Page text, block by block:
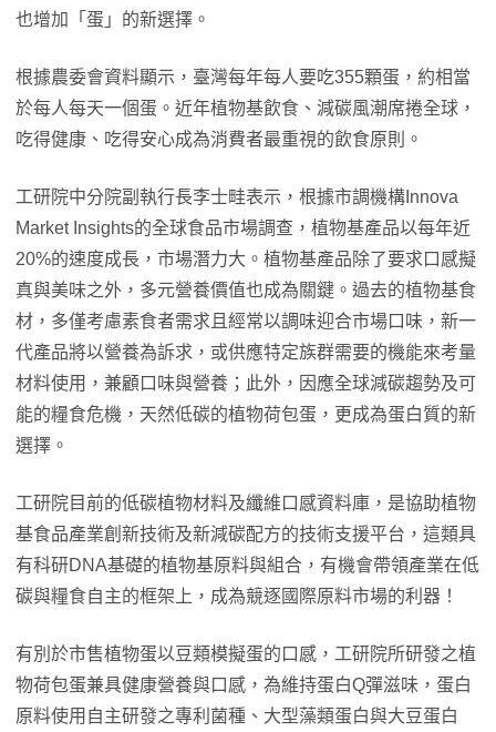
也增加「蛋」的新選擇。
根據農委會資料顯示，臺灣每年每人要吃355顆蛋，約相當
於每人每天一個蛋。近年植物基飲食、減碳風潮席捲全球，
吃得健康、吃得安心成為消費者最重視的飲食原則。
工研院中分院副執行長李士畦表示，根據市調機構Innova
Market Insights的全球食品市場調查，植物基產品以每年近
20%的速度成長，市場潛力大。植物基產品除了要求口感擬
真與美味之外，多元營養價值也成為關鍵。過去的植物基食
材，多僅考慮素食者需求且經常以調味迎合市場口味，新一
代產品將以營養為訴求，或供應特定族群需要的機能來考量
材料使用，兼顧口味與營養；此外，因應全球減碳趨勢及可
能的糧食危機，天然低碳的植物荷包蛋，更成為蛋白質的新
選擇。
工研院目前的低碳植物材料及纖維口感資料庫，是協助植物
基食品產業創新技術及新減碳配方的技術支援平台，這類具
有科研DNA基礎的植物基原料與組合，有機會帶領產業在低
碳與糧食自主的框架上，成為競逐國際原料市場的利器！
有別於市售植物蛋以豆類模擬蛋的口感，工研院所研發之植
物荷包蛋兼具健康營養與口感，為維持蛋白Q彈滋味，蛋白
原料使用自主研發之專利菌種、大型藻類蛋白與大豆蛋白